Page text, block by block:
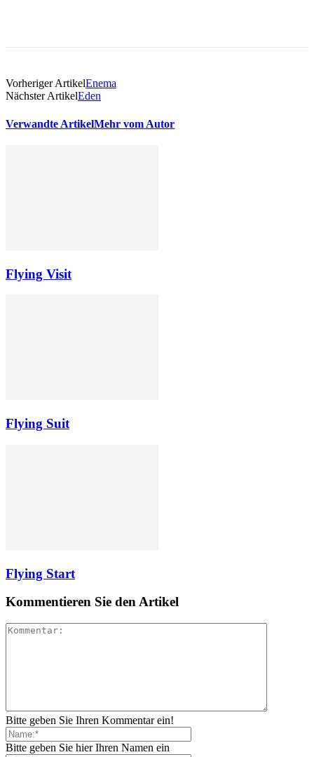
Vorheriger ArtikelEnema
Nächster ArtikelEden
Verwandte ArtikelMehr vom Autor
Flying Visit
Flying Suit
Flying Start
Kommentieren Sie den Artikel
Bitte geben Sie Ihren Kommentar ein!
Bitte geben Sie hier Ihren Namen ein